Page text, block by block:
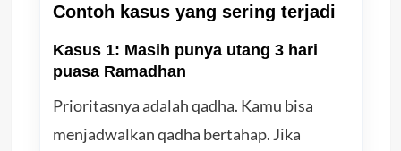
Contoh kasus yang sering terjadi
Kasus 1: Masih punya utang 3 hari
puasa Ramadhan
Prioritasnya adalah qadha. Kamu bisa
menjadwalkan qadha bertahap. Jika